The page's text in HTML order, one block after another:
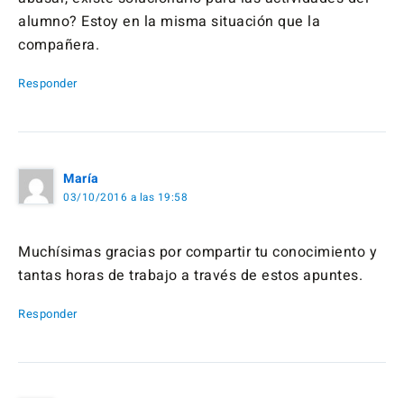
alumno? Estoy en la misma situación que la
compañera.
Responder
María
03/10/2016 a las 19:58
Muchísimas gracias por compartir tu conocimiento y
tantas horas de trabajo a través de estos apuntes.
Responder